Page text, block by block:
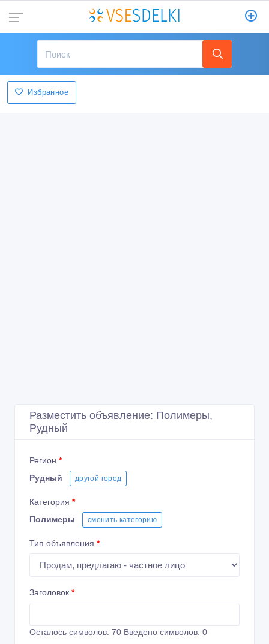
Избранное
Разместить объявление: Полимеры,
Рудный
Регион *
Рудный
другой город
Категория *
Полимеры
сменить категорию
Тип объявления *
Заголовок *
Осталось символов: 70 Введено символов: 0